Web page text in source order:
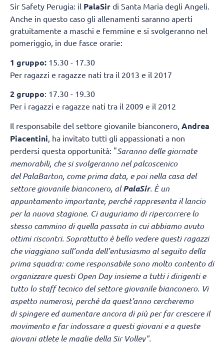
Sir Safety Perugia: il PalaSir di Santa Maria degli Angeli.
Anche in questo caso gli allenamenti saranno aperti
gratuitamente a maschi e femmine e si svolgeranno nel
pomeriggio, in due fasce orarie:
1 gruppo: 15.30 - 17.30
Per ragazzi e ragazze nati tra il 2013 e il 2017
2 gruppo: 17.30 - 19.30
Per i ragazzi e ragazze nati tra il 2009 e il 2012
Il responsabile del settore giovanile bianconero, Andrea
Piacentini , ha invitato tutti gli appassionati a non
perdersi questa opportunità: "Saranno delle giornate
memorabili, che si svolgeranno nel palcoscenico
del PalaBarton, come prima data, e poi nella casa del
settore giovanile bianconero, alPalaSir. È un
appuntamento importante, perché rappresenta il lancio
per la nuova stagione. Ci auguriamo di ripercorrere lo
stesso cammino di quella passata in cui abbiamo avuto
ottimi riscontri. Soprattutto è bello vedere questi ragazzi
che viaggiano sull’onda dell’entusiasmo al seguito della
prima squadra: come responsabile sono molto contento di
organizzare questi Open Day insieme a tutti i dirigenti e
tutto lo staff tecnico del settore giovanile bianconero. Vi
aspetto numerosi, perché da quest’anno cercheremo
di spingere ed aumentare ancora di più per far crescere il
movimento e far indossare a questi giovani e a queste
giovani atlete le maglie della Sir Volley".